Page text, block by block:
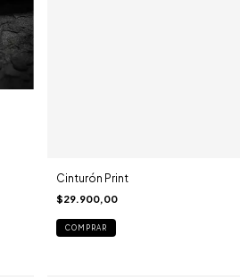
Cinturón Print
$29.900,00